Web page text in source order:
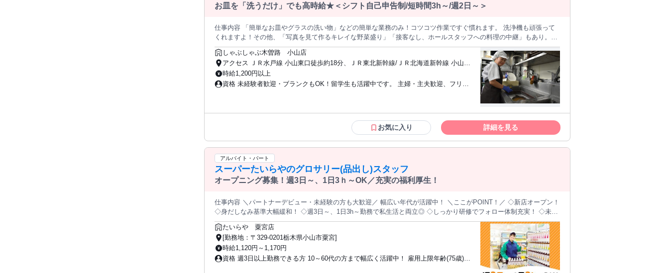
お皿を「洗うだけ」でも高時給★＜シフト自己申告制/短時間3h～/週2日～＞
仕事内容 「簡単なお皿やグラスの洗い物」などの簡単な業務のみ！コツコツ作業ですぐ慣れます。 洗浄機も頑張って
くれますよ！その他、「写真を見て作るキレイな野菜盛り」「接客なし、ホールスタッフへの料理の中継」もあり。興
味が湧いたら、美味しい｢天ぷら｣も作ってみましょう！調理はゆっくり覚えてくれれば大丈夫なので、まずは時給を
GETしながら洗い物をマスターしちゃいましょう！ちょっぴり高級店ではありますが、マニュアルもちゃんと完備され
ているので「料理経験は調理実習だけ」という方も活躍中！ 木曽路ならではの和食調理も身につけられる！ 木曽路は
全ての調理が店内調理でベテランの料理長を中心に和食をイチから手作り。しゃぶしゃぶ・すき焼きがメインのお店と
は言え、しっかりとした知識・技術を身に付ければ家でも活かせる和食調理技術が学べる本格調理です♪料理好きな
が効率よくお小遣い稼ぎしています！ ・品出しや陳列などで意外と膝・腰にくるコンビニやスーパー業務 ・同じ場所
に立ちっぱなしなので地味に負担がかかるレジや工場軽作業 ・ワンオペ時間が結構あって覚える事が多いカフェや弁当
屋 ・引っ切り無しに動いていて体力勝負なレストラン・ファストフード・居酒屋 …等と比べても、木曽路のバイトは
心(by主婦)！ ｢平日のみOK」「9:30～21:30の間で1日3h～選べる時間」「平日時給1200円」「シフト自己申告制」「扶
ら安心。仕事もプライベートも相談し合える仲間がいるので活躍しやすい環境です。 非日常も楽しんでみませんか！
★★★新入生も大募集中★★★ お客様のアレルギーや要望に合わせて、メニューにはない料理を提供することも。その
場合、担当するのは料理長やベテラン調理師になりますが、料理でもお客様一人ひとりに「おもてなし」を実践してい
「食材の知識」「効率よく作業」「スピード感」…料理の学びバイト！ 稼ぐ以外の目的意識をお持ちの方もたくさんい
て、やりがいのある時間を過ごせるのも素敵だと思います。(スタッフより)
しゃぶしゃぶ木曽路 小山店
アクセス ＪＲ水戸線 小山東口徒歩約18分、ＪＲ東北新幹線/ＪＲ北海道新幹線 小山東
口徒歩約18分、ＪＲ宇都宮線〔東北本線〕・ＪＲ上野東京ライン/ＪＲ湘南新宿ライン
小山東口徒歩約18分 小山駅から徒歩20分
時給1,200円以上
資格 未経験者歓迎・ブランクもOK！留学生も活躍中です。 主婦・主夫歓迎、フリー
方 ・料理が好きな方 ・スキマ時間で働きたい方 ▼歓迎 ・昼にちょこっと働きたい方
・平日のみを希望の方 ・家族や友達との時間も大事にしたい方 ・はじめてパートをす
る方 ・ブランク明けの方 ・フルタイムでがんばりたい ▼応援します ・子供の学校行
事に合わせたシフトで安心して働きたい方 ・「仕事は常に続けていたい！」等の自分
のライフスタイルをお持ちの方 お問合せだけでもOKです！まずは、お気軽にご応募く
ださい！！
お気に入り 詳細を見る
アルバイト・パート
スーパーたいらやのグロサリー(品出し)スタッフ
オープニング募集！週3日～、1日3ｈ～OK／充実の福利厚生！
仕事内容 ＼パートナーデビュー・未経験の方も大歓迎／ 幅広い年代が活躍中！ ＼ここがPOINT！／ ◇新店オープン！
◇身だしなみ基準大幅緩和！ ◇週3日～、1日3h～勤務で私生活と両立◎ ◇しっかり研修でフォロー体制充実！ ◇未経
験・ブランクある方も安心！ ◇充実の福利厚生で働きやすい環境！ ＜仕事内容＞ 加工食品や日配品、菓子等の品出
し・売場管理・接客 ※レジ業務も対応していただきます。 初めてでもカンタン＆安心スタート◎ もちろん未経験者も
歓迎です！！ 家事の合間で働きたい方にもピッタリのお仕事です サポート体制充実なので、安心して働けますよ！！
＜週3日・1日3H～！シフト融通◎＞ シフトは柔軟に対応するので 子育ての合間やＷワークで時間を有効活用できます
よ♪ ＼未経験の方も大歓迎／
たいらや 粟宮店
[勤務地：〒329-0201栃木県小山市粟宮]
時給1,120円～1,170円
資格 週3日以上勤務できる方 10～60代の方まで幅広く活躍中！ 雇用上限年齢(75歳)ま